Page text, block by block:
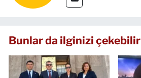
Bunlar da ilginizi çekebilir